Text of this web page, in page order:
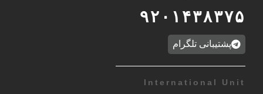
۹۲۰۱۴۳۸۳۷۵
پشتیبانی تلگرام
International Unit